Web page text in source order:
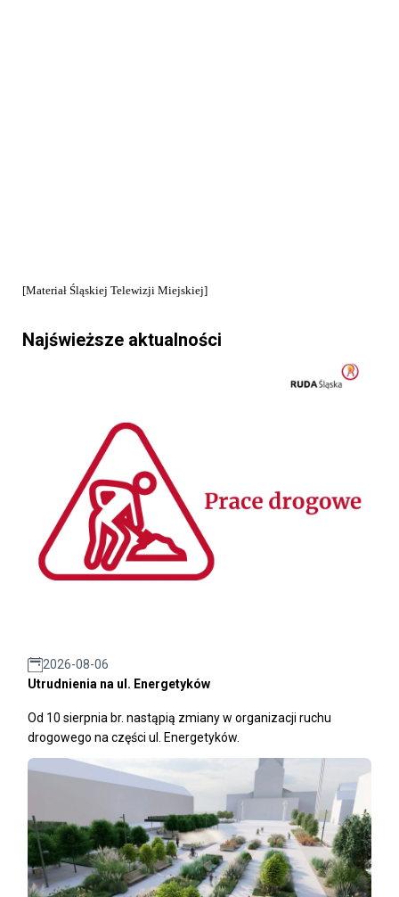
[Materiał Śląskiej Telewizji Miejskiej]
Najświeższe aktualności
2026-08-06
Utrudnienia na ul. Energetyków
Od 10 sierpnia br. nastąpią zmiany w organizacji ruchu
drogowego na części ul. Energetyków.